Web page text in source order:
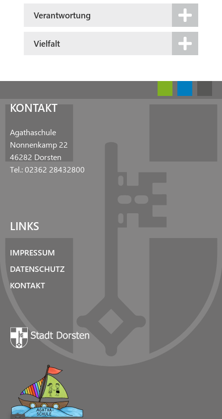
Verantwortung
Vielfalt
KONTAKT
Agathaschule
Nonnenkamp 22
46282 Dorsten
Tel.: 02362 28432800
LINKS
IMPRESSUM
DATENSCHUTZ
KONTAKT